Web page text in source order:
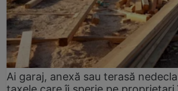
Ai garaj, anexă sau terasă